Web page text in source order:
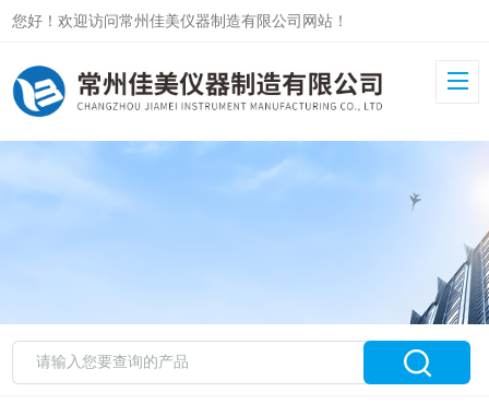
您好！欢迎访问常州佳美仪器制造有限公司网站！